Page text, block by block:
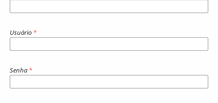
Usuário *
Senha *